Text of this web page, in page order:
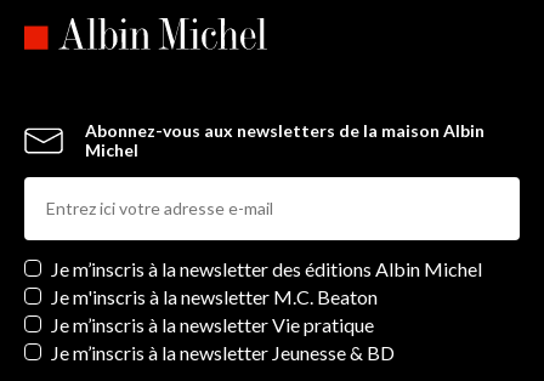
Abonnez-vous aux newsletters de la maison Albin
Michel
Newsletters
Je m’inscris à la newsletter des éditions Albin Michel
Je m'inscris à la newsletter M.C. Beaton
Je m’inscris à la newsletter Vie pratique
Je m’inscris à la newsletter Jeunesse & BD